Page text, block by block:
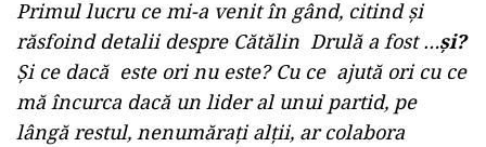
Primul lucru ce mi-a venit în gând, citind și
răsfoind detalii despre Cătălin Drulă a fost …și?
Și ce dacă este ori nu este? Cu ce ajută ori cu ce
mă încurca dacă un lider al unui partid, pe
lângă restul, nenumărați alții, ar colabora